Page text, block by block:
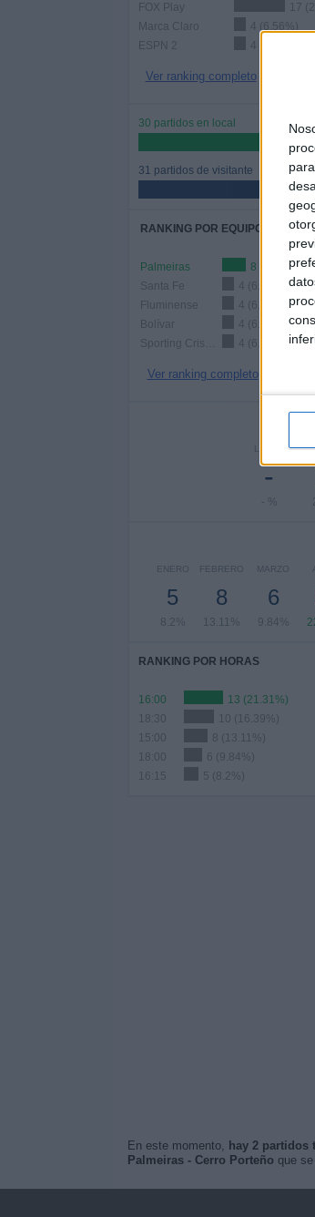
FOX Play
17
Marca Claro
4 (6.56%)
ESPN 2
Ver ranking completo
30 partidos en local
31 partidos de visitante
RANKING POR EQUIPOS
Palmeiras
8 (13.11%)
Santa Fe
4 (6.56%)
Fluminense
4 (6.56%)
Bolívar
4 (6.56%)
4 (6.56%)
Ver ranking completo
-
- %
ENERO
5
8.2%
FEBRERO
8
13.11%
MARZO
6
9.84%
RANKING POR HORAS
16:00
13 (21.31%)
18:30
10 (16.39%)
15:00
8 (13.11%)
18:00
6 (9.84%)
16:15
5 (8.2%)
En este momento, hay 2 partidos
Palmeiras - Cerro Porteño que